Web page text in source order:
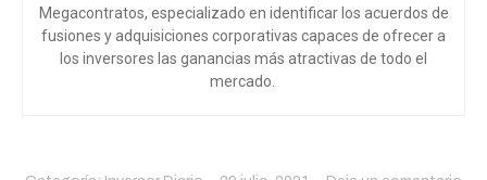
Megacontratos, especializado en identificar los acuerdos de
fusiones y adquisiciones corporativas capaces de ofrecer a
los inversores las ganancias más atractivas de todo el
mercado.